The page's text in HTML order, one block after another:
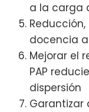
a la carga
docencia
Mejorar el
PAP
dispersión
Garantizar